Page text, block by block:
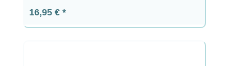
Prix régulier :
16,95 €